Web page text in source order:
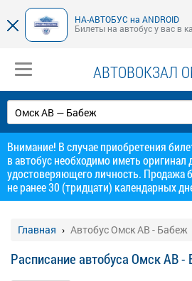
НА-АВТОБУС на ANDROID
Билеты на автобус у вас в
АВТОВОКЗАЛ
Внимание! В случае приобретения
в автобус необходимо иметь оригинал
удостоверяющего личность. Продажа
не ранее 30 (тридцати) календарных
Главная Автобус Омск АВ - Бабеж
Расписание автобуса Омск АВ -